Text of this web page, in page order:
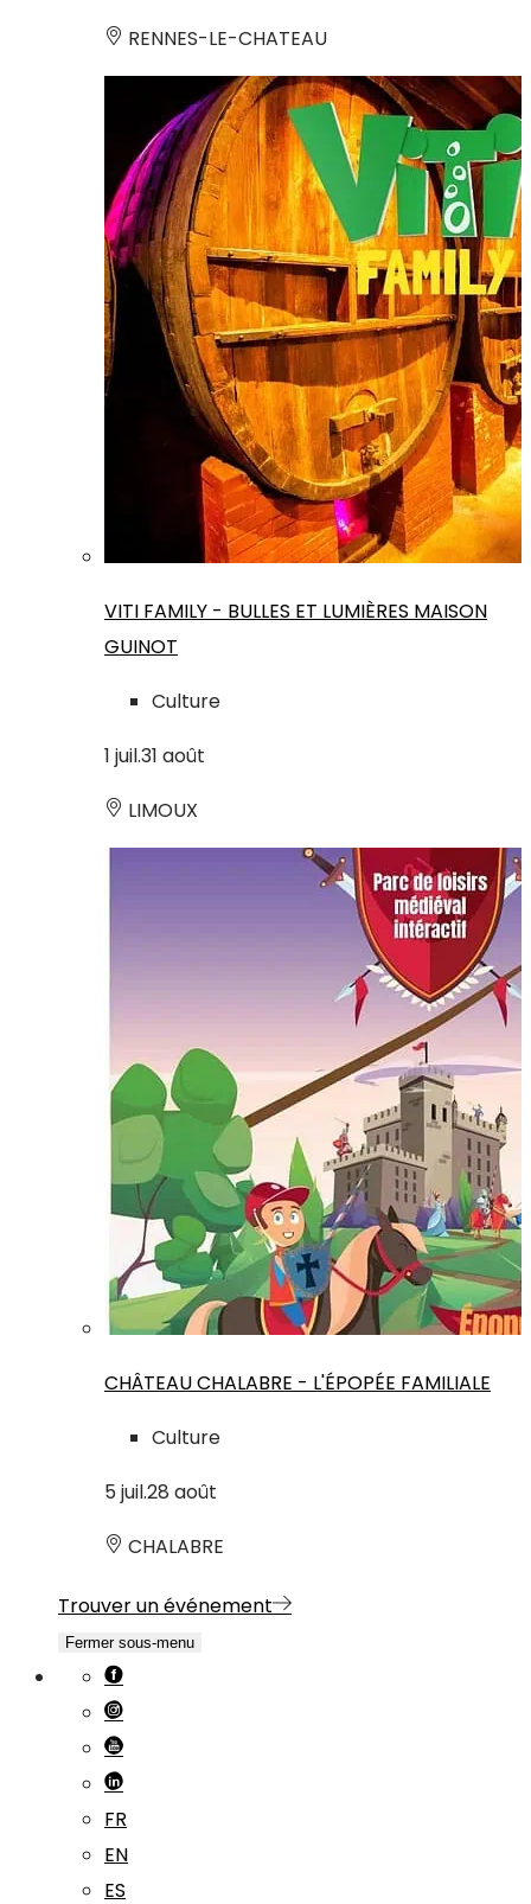
RENNES-LE-CHATEAU
VITI FAMILY - BULLES ET LUMIÈRES MAISON
GUINOT
Culture
1 juil.31 août
LIMOUX
CHÂTEAU CHALABRE - L'ÉPOPÉE FAMILIALE
Culture
5 juil.28 août
CHALABRE
Trouver un événement
Fermer sous-menu
FR
EN
ES